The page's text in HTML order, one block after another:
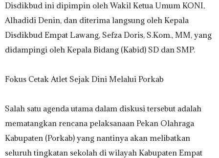
Disdikbud ini dipimpin oleh Wakil Ketua Umum KONI,
Alhadidi Denin, dan diterima langsung oleh Kepala
Disdikbud Empat Lawang, Sefza Doris, S.Kom., MM, yang
didampingi oleh Kepala Bidang (Kabid) SD dan SMP.
‎​Fokus Cetak Atlet Sejak Dini Melalui Porkab
‎Salah satu agenda utama dalam diskusi tersebut adalah
mematangkan rencana pelaksanaan Pekan Olahraga
Kabupaten (Porkab) yang nantinya akan melibatkan
seluruh tingkatan sekolah di wilayah Kabupaten Empat